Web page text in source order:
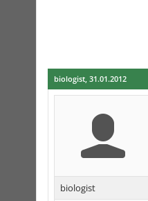
biologist, 31.01.2012
biologist